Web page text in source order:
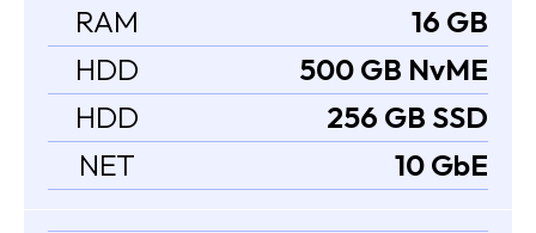
RAM
16 GB
HDD
500 GB NvME
HDD
256 GB SSD
NET
10 GbE